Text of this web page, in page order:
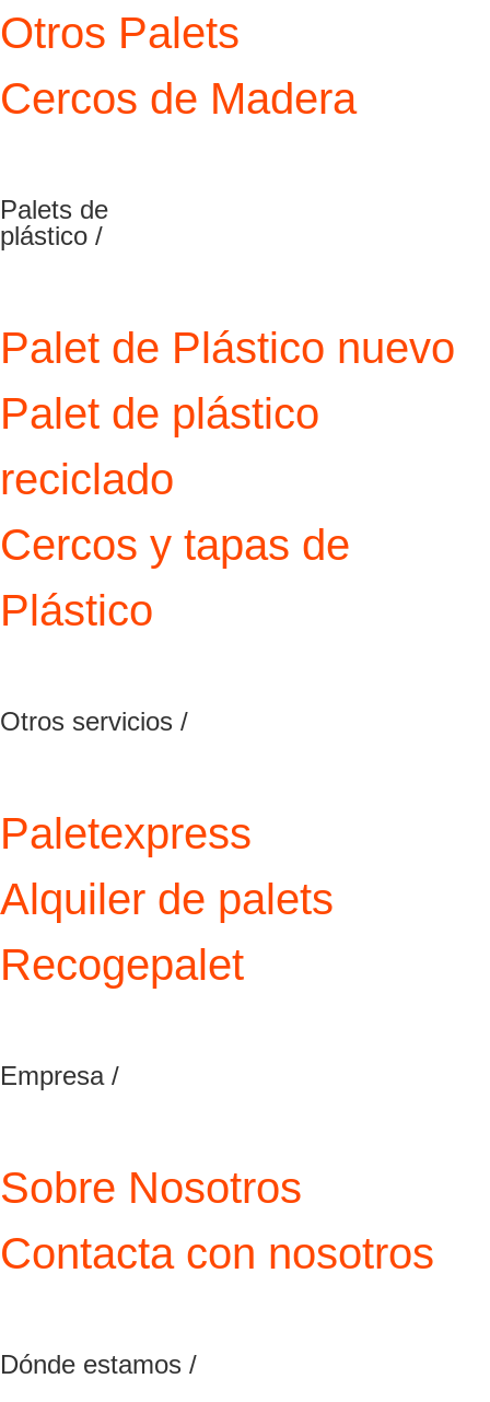
Otros Palets
Cercos de Madera
Palets de
plástico /
Palet de Plástico nuevo
Palet de plástico
reciclado
Cercos y tapas de
Plástico
Otros servicios /
Paletexpress
Alquiler de palets
Recogepalet
Empresa /
Sobre Nosotros
Contacta con nosotros
Dónde estamos /